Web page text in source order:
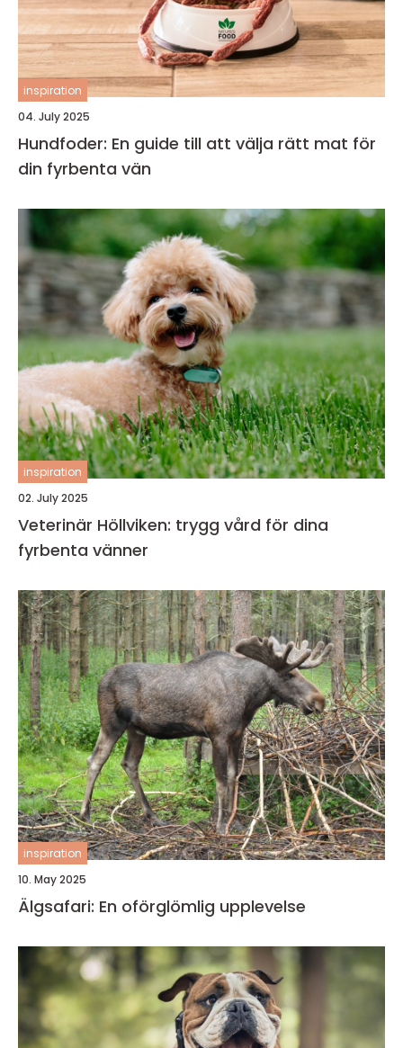
inspiration
04. July 2025
Hundfoder: En guide till att välja rätt mat för
din fyrbenta vän
inspiration
02. July 2025
Veterinär Höllviken: trygg vård för dina
fyrbenta vänner
inspiration
10. May 2025
Älgsafari: En oförglömlig upplevelse